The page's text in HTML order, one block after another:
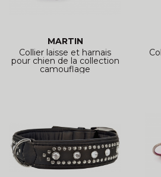
MARTIN
Collier laisse et harnais
pour chien de la collection
camouflage